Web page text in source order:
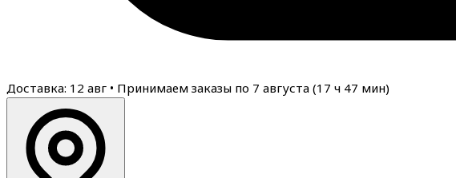
Доставка: 12 авг • Принимаем заказы по 7 августа (17 ч 47 мин)